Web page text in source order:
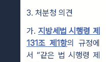
3. 처분청 의견
가. 지방세법 시행령 제
131조 제1항의 규정에
서 “같은 법 시행령 제